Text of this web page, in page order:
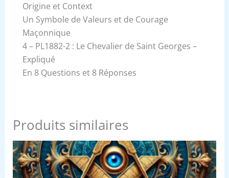
Origine et Context
Un Symbole de Valeurs et de Courage
Maçonnique
4 – PL1882-2 : Le Chevalier de Saint Georges –
Expliqué
En 8 Questions et 8 Réponses
Produits similaires